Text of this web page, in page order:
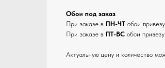
Обои под заказ
При заказе в ПН-ЧТ обои
При заказе в ПТ-ВС обои
Актуальную цену и количество